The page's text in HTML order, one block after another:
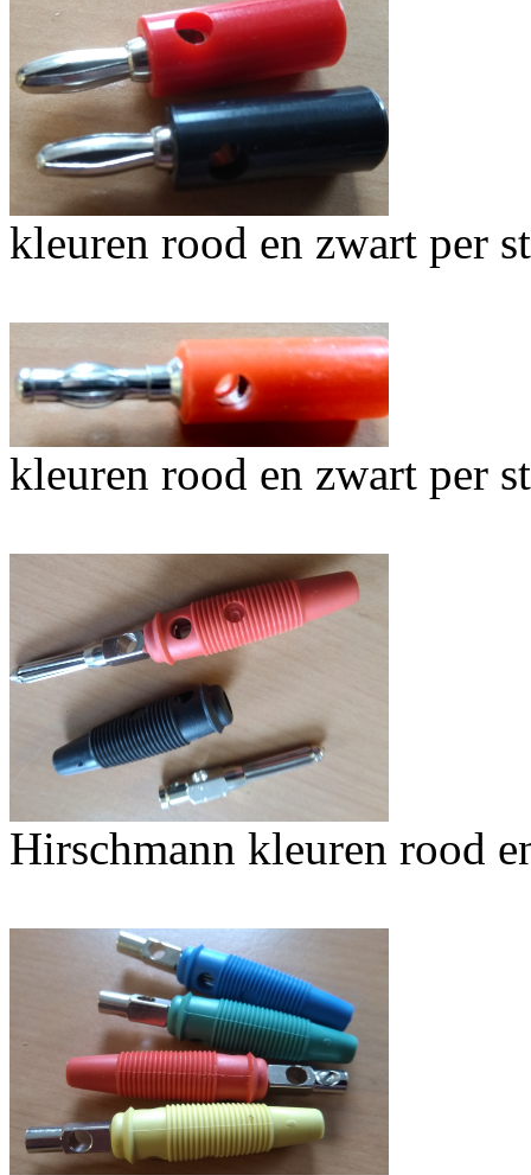
kleuren rood en zwart per
kleuren rood en zwart per
Hirschmann kleuren rood